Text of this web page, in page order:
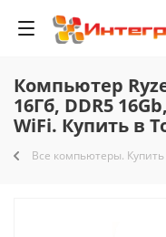
Компьютер
16Гб, DDR5
WiFi. Купить в
Все компьютеры.